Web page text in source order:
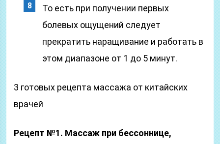
То есть при получении первых
болевых ощущений следует
прекратить наращивание и работать в
этом диапазоне от 1 до 5 минут.
3 готовых рецепта массажа от китайских
врачей
Рецепт №1. Массаж при бессоннице,